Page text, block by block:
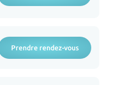
Prendre rendez-vous